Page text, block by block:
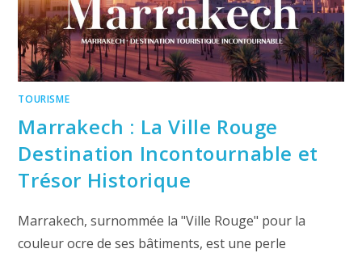
TOURISME
Marrakech : La Ville Rouge
Destination Incontournable et
Trésor Historique
Marrakech, surnommée la "Ville Rouge" pour la
couleur ocre de ses bâtiments, est une perle